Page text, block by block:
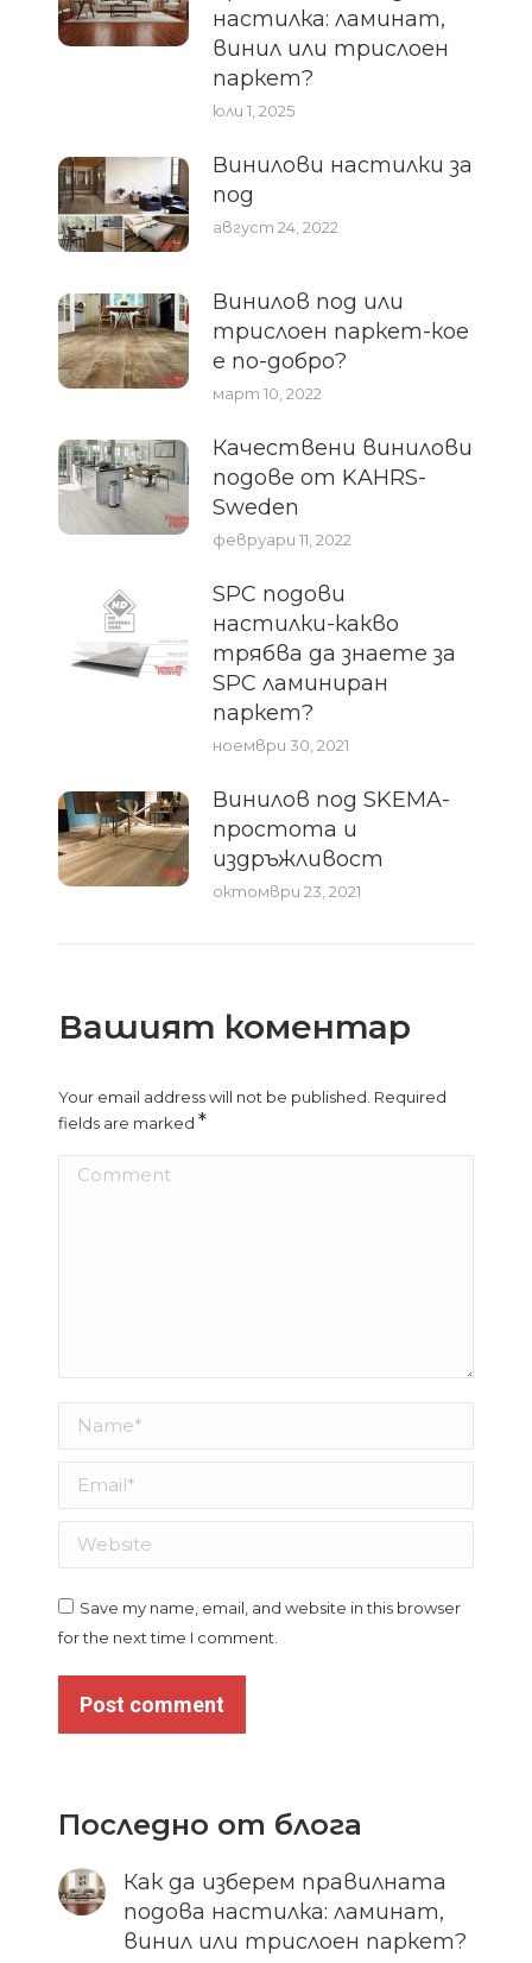
настилка: ламинат,
винил или трислоен
паркет?
юли 1, 2025
Винилови настилки за
под
август 24, 2022
Винилов под или
трислоен паркет-кое
е по-добро?
март 10, 2022
Качествени винилови
подове от KAHRS-
Sweden
февруари 11, 2022
SPC подови
настилки-какво
трябва да знаете за
SPC ламиниран
паркет?
ноември 30, 2021
Винилов под SKEMA-
простота и
издръжливост
октомври 23, 2021
Вашият коментар
Your email address will not be published. Required
fields are marked*
Comment
Name *
Email *
Website
Save my name, email, and website in this browser
for the next time I comment.
Post comment
Последно от блога
Как да изберем правилната
подова настилка: ламинат,
винил или трислоен паркет?